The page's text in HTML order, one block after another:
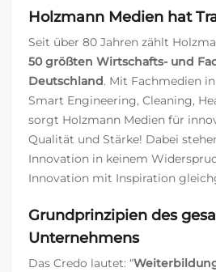
Holzmann Medien hat
Seit über 80 Jahren zählt
50 größten Wirtschafts- und
Deutschland. Mit Fachmedien
Smart Engineering, Cleaning,
sorgt Holzmann Medien für
Qualität und Stärke! Dabei
Innovation in keinem
Innovation mit Inspiration
Grundprinzipien des
Unternehmens
Das Credo lautet: “